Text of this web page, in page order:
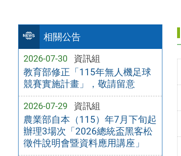
相關公告
2026-07-30 資訊組
教育部修正「115年無人機足球
競賽實施計畫」，敬請留意
2026-07-29 資訊組
農業部自本（115）年7月下旬起
辦理3場次「2026總統盃黑客松
徵件說明會暨資料應用講座」